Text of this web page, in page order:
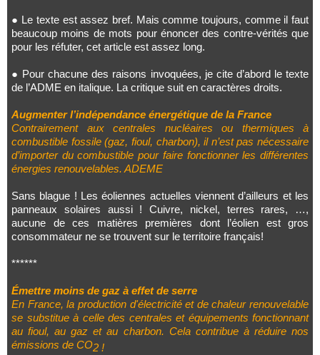
● Le texte est assez bref. Mais comme toujours, comme il faut
beaucoup moins de mots pour énoncer des contre-vérités que
pour les réfuter, cet article est assez long.
● Pour chacune des raisons invoquées, je cite d’abord le texte
de l’ADME en italique. La critique suit en caractères droits.
Augmenter l’indépendance énergétique de la France
Contrairement aux centrales nucléaires ou thermiques à
combustible fossile (gaz, fioul, charbon), il n’est pas nécessaire
d’importer du combustible pour faire fonctionner les différentes
énergies renouvelables. ADEME
Sans blague ! Les éoliennes actuelles viennent d’ailleurs et les
panneaux solaires aussi ! Cuivre, nickel, terres rares, …,
aucune de ces matières premières dont l’éolien est gros
consommateur ne se trouvent sur le territoire français!
******
Émettre moins de gaz à effet de serre
En France, la production d'électricité et de chaleur renouvelable
se substitue à celle des centrales et équipements fonctionnant
au fioul, au gaz et au charbon. Cela contribue à réduire nos
émissions de CO2 !